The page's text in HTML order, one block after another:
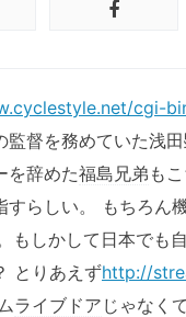
cgi-
監督を務めていた浅
を辞めた福島兄弟 も
すらしい。 もちろん
もしかして日本でも
とりあえずhttp://
ライブドア じゃなく